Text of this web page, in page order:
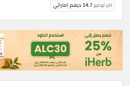
اخر توفير14.7 درهم اماراتي